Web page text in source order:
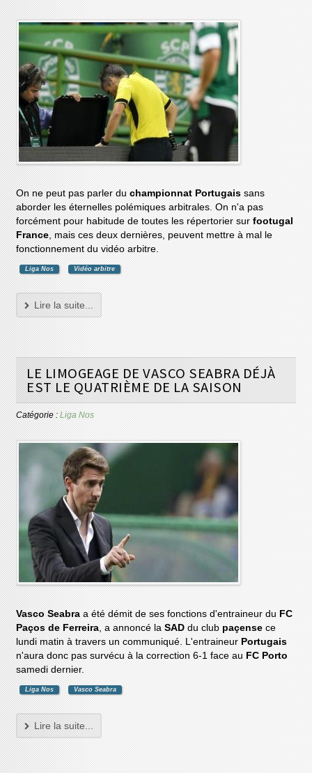
On ne peut pas parler duchampionnat Portugais sans
aborder les éternelles polémiques arbitrales. On n'a pas
forcément pour habitude de toutes les répertorier surfootugal
France, mais ces deux dernières, peuvent mettre à mal le
fonctionnement du vidéo arbitre.
Liga Nos Vidéo arbitre
Lire la suite...
LE LIMOGEAGE DE VASCO SEABRA DÉJÀ
EST LE QUATRIÈME DE LA SAISON
Catégorie :Liga Nos
Vasco Seabraa été démit de ses fonctions d'entraineur du FC
Paços de Ferreira, a annoncé laSAD du club paçense ce
lundi matin à travers un communiqué. L'entraineur Portugais
n'aura donc pas survécu à la correction 6-1 face au FC Porto
samedi dernier.
Liga Nos Vasco Seabra
Lire la suite...